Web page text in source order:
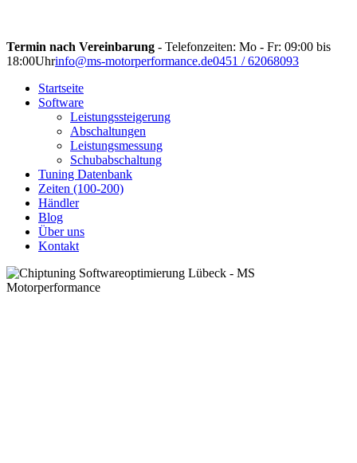
Termin nach Vereinbarung - Telefonzeiten: Mo - Fr: 09:00 bis
18:00Uhrinfo@ms-motorperformance.de0451 / 62068093
Startseite
Software
Leistungssteigerung
Abschaltungen
Leistungsmessung
Schubabschaltung
Tuning Datenbank
Zeiten (100-200)
Händler
Blog
Über uns
Kontakt